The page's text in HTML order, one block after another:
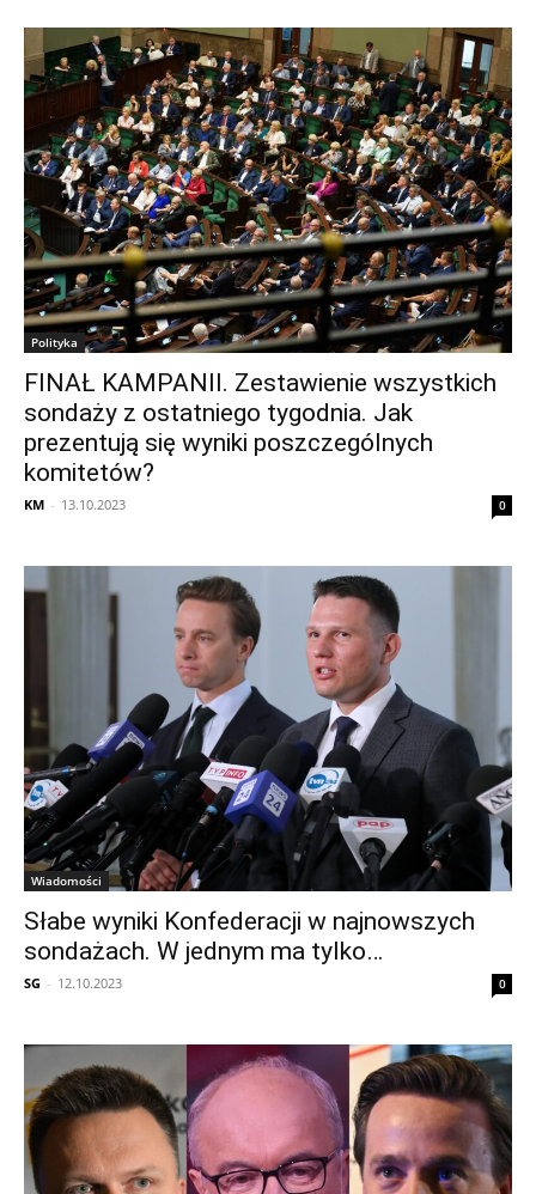
Polityka
FINAŁ KAMPANII. Zestawienie wszystkich
sondaży z ostatniego tygodnia. Jak
prezentują się wyniki poszczególnych
komitetów?
KM - 13.10.2023 0
Wiadomości
Słabe wyniki Konfederacji w najnowszych
sondażach. W jednym ma tylko…
SG - 12.10.2023 0